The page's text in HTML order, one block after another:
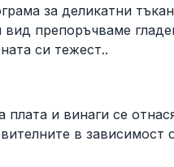
за деликатни
препоръчваме
си тежест..
и винаги се
в